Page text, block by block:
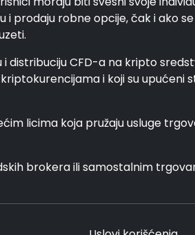
i prodaju robne opcije, čak i ako
distribuciju CFD-a na kripto
i koji su upućeni
licima koja pružaju usluge
brokera ili samostalnim